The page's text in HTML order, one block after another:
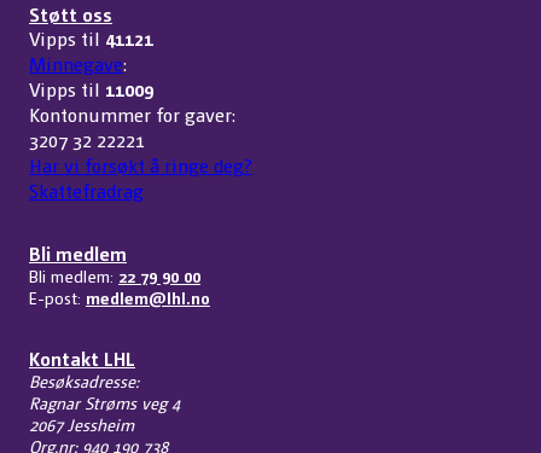
Støtt oss
Vipps til 41121
Minnegave:
Vipps til 11009
Kontonummer for gaver:
3207 32 22221
Har vi forsøkt å ringe deg?
Skattefradrag
Bli medlem
Bli medlem: 22 79 90 00
E-post: medlem@lhl.no
Kontakt LHL
Besøksadresse:
Ragnar Strøms veg 4
2067 Jessheim
Org.nr: 940 190 738